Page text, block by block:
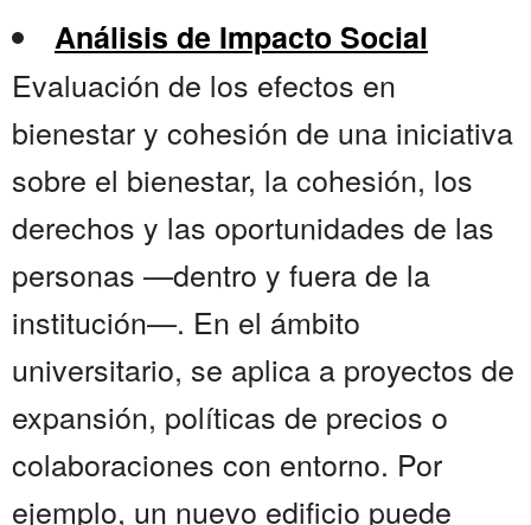
Análisis de Impacto Social
Evaluación de los efectos en
bienestar y cohesión de una iniciativa
sobre el bienestar, la cohesión, los
derechos y las oportunidades de las
personas —dentro y fuera de la
institución—. En el ámbito
universitario, se aplica a proyectos de
expansión, políticas de precios o
colaboraciones con entorno. Por
ejemplo, un nuevo edificio puede